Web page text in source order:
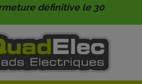
définitive le 30